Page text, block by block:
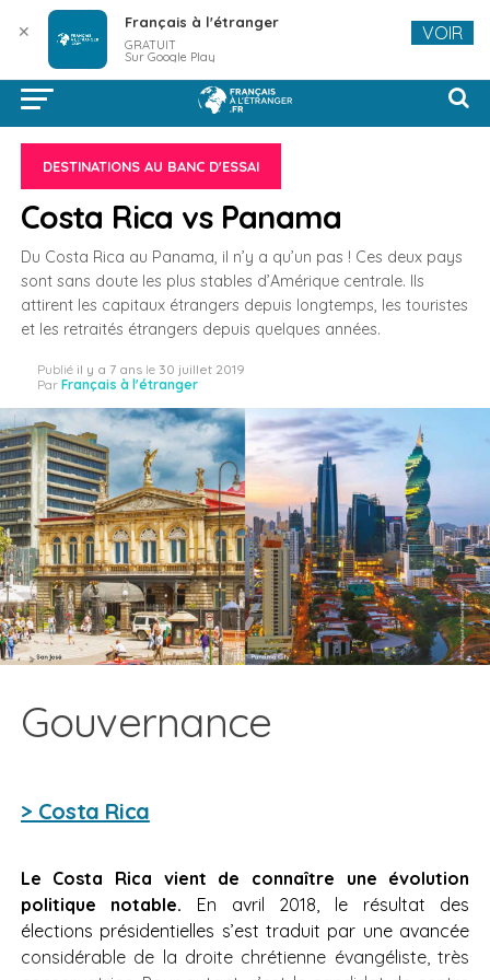
DESTINATIONS AU BANC D'ESSAI
Costa Rica vs Panama
Du Costa Rica au Panama, il n’y a qu’un pas ! Ces deux pays
sont sans doute les plus stables d’Amérique centrale. Ils
attirent les capitaux étrangers depuis longtemps, les touristes
et les retraités étrangers depuis quelques années.
Publié il y a 7 ans le 30 juillet 2019
Par Français à l'étranger
Gouvernance
> Costa Rica
Le Costa Rica vient de connaître une évolution
politique notable. En avril 2018, le résultat des
élections présidentielles s’est traduit par une avancée
considérable de la droite chrétienne évangéliste, très
✕ Français à l'étranger
GRATUIT
Sur Google Play
VOIR